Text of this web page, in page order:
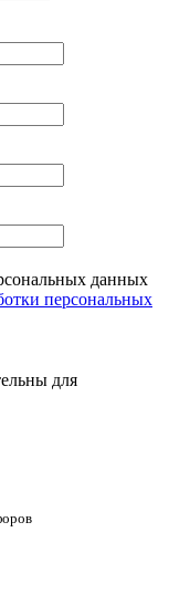
данных
персональных
для